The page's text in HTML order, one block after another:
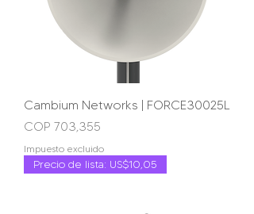
Cambium Networks | FORCE30025L
Precio
COP 703,355
Impuesto excluido
Precio de lista: US$10,05